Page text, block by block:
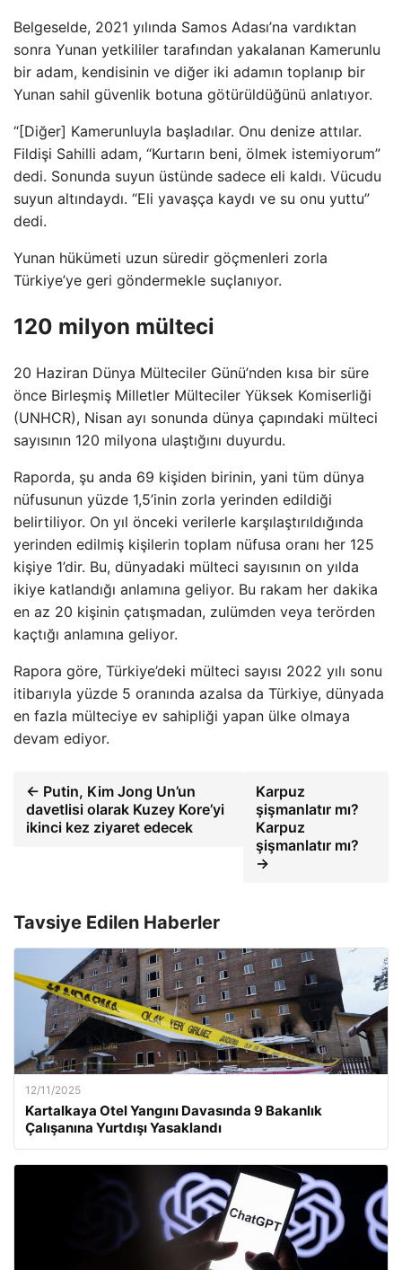
Belgeselde, 2021 yılında Samos Adası’na vardıktan
sonra Yunan yetkililer tarafından yakalanan Kamerunlu
bir adam, kendisinin ve diğer iki adamın toplanıp bir
Yunan sahil güvenlik botuna götürüldüğünü anlatıyor.
“[Diğer] Kamerunluyla başladılar. Onu denize attılar.
Fildişi Sahilli adam, “Kurtarın beni, ölmek istemiyorum”
dedi. Sonunda suyun üstünde sadece eli kaldı. Vücudu
suyun altındaydı. “Eli yavaşça kaydı ve su onu yuttu”
dedi.
Yunan hükümeti uzun süredir göçmenleri zorla
Türkiye’ye geri göndermekle suçlanıyor.
120 milyon mülteci
20 Haziran Dünya Mülteciler Günü’nden kısa bir süre
önce Birleşmiş Milletler Mülteciler Yüksek Komiserliği
(UNHCR), Nisan ayı sonunda dünya çapındaki mülteci
sayısının 120 milyona ulaştığını duyurdu.
Raporda, şu anda 69 kişiden birinin, yani tüm dünya
nüfusunun yüzde 1,5’inin zorla yerinden edildiği
belirtiliyor. On yıl önceki verilerle karşılaştırıldığında
yerinden edilmiş kişilerin toplam nüfusa oranı her 125
kişiye 1’dir. Bu, dünyadaki mülteci sayısının on yılda
ikiye katlandığı anlamına geliyor. Bu rakam her dakika
en az 20 kişinin çatışmadan, zulümden veya terörden
kaçtığı anlamına geliyor.
Rapora göre, Türkiye’deki mülteci sayısı 2022 yılı sonu
itibarıyla yüzde 5 oranında azalsa da Türkiye, dünyada
en fazla mülteciye ev sahipliği yapan ülke olmaya
devam ediyor.
← Putin, Kim Jong Un’un
davetlisi olarak Kuzey Kore’yi
ikinci kez ziyaret edecek
Karpuz
şişmanlatır mı?
Karpuz
şişmanlatır mı?
→
Tavsiye Edilen Haberler
12/11/2025
Kartalkaya Otel Yangını Davasında 9 Bakanlık
Çalışanına Yurtdışı Yasaklandı